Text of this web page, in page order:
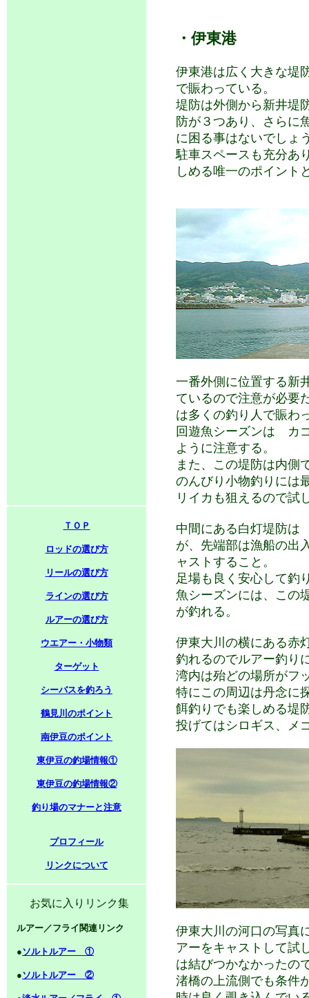
・伊東港
伊東港は広く大きな堤
で賑わっている。
堤防は外側から新井堤
防が３つあり、さらに
に困る事はないでしょ
駐車スペースも充分あ
しめる唯一のポイント
一番外側に位置する新
ているので注意が必要
は多くの釣り人で賑わ
回遊魚シーズンは カ
ように注意する。
また、この堤防は内側
のんびり小物釣りには
リイカも狙えるので試
中間にある白灯堤防
が、先端部は漁船の出
ャストすること。
足場も良く安心して
魚シーズンには、この
が釣れる。
伊東大川の横にある赤
釣れるのでルアー釣り
湾内は殆どの場所が
特にこの周辺は丹念に
餌釣りでも楽しめる堤
投げてはシロギス、メ
伊東大川の河口の写真
アーをキャストして試
は結びつかなかったの
渚橋の上流側でも条件
ＴＯＰ
ロッドの選び方
リールの選び方
ラインの選び方
ルアーの選び方
ウエアー・小物類
ターゲット
シーバスを釣ろう
鶴見川のポイント
南伊豆のポイント
東伊豆の釣場情報①
東伊豆の釣場情報②
釣り場のマナーと注意
プロフィール
リンクについて
お気に入りリンク集
ルアー／フライ関連リンク
●ソルトルアー ①
●ソルトルアー ②